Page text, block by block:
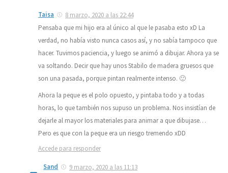
Taisa
8 marzo, 2020 a las 22:44
Pensaba que mi hijo era al único al que le pasaba esto xD La
verdad, no había visto nunca casos así, y no sabía tampoco que
hacer. Tuvimos paciencia, y luego se animó a dibujar. Ahora ya se
va soltando. Decir que hay unos Stabilo de madera gruesos que
son una pasada, porque pintan realmente intenso. 🙂
Ahora la peque es el polo opuesto, y pintaba todo y a todas
horas, lo que también nos supuso un problema. Nos insistían de
dejarle al mayor los materiales para animar a que dibujase…
Pero es que con la peque era un riesgo tremendo xDD
Accede para responder
Sand
9 marzo, 2020 a las 11:13